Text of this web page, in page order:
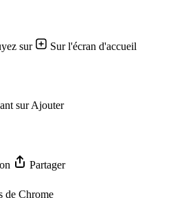
sur Sur l'écran d'accueil
surAjouter
Partager
de Chrome